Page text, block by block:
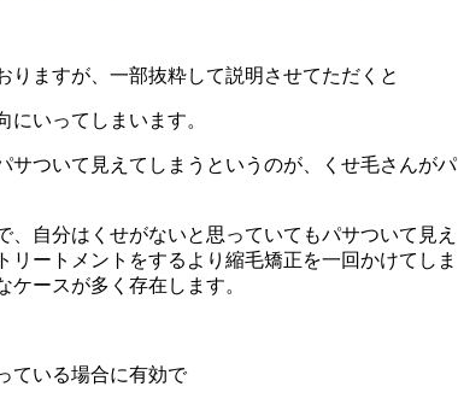
りますが、一部抜粋して説明させてただくと
にいってしまいます。
サついて見えてしまうというのが、くせ毛さんがパ
、自分はくせがないと思っていてもパサついて見え
リートメントをするより縮毛矯正を一回かけてしま
ースが多く存在します。
ている場合に有効で